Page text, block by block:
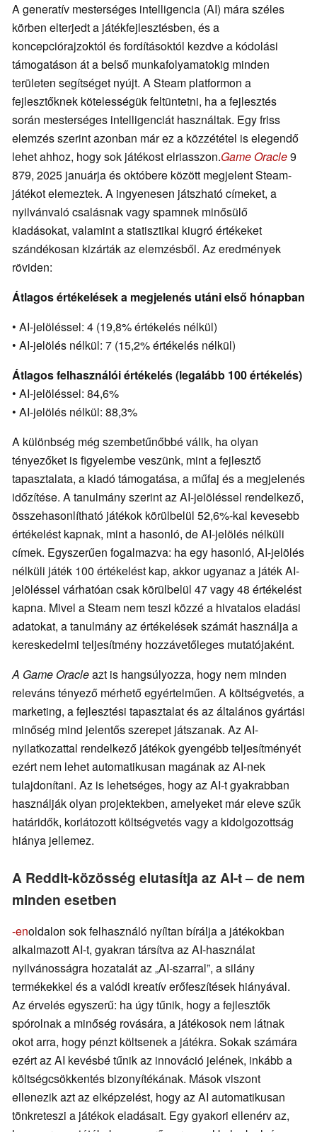
A generatív mesterséges intelligencia (AI) mára széles
körben elterjedt a játékfejlesztésben, és a
koncepciórajzoktól és fordításoktól kezdve a kódolási
támogatáson át a belső munkafolyamatokig minden
területen segítséget nyújt. A Steam platformon a
fejlesztőknek kötelességük feltüntetni, ha a fejlesztés
során mesterséges intelligenciát használtak. Egy friss
elemzés szerint azonban már ez a közzététel is elegendő
lehet ahhoz, hogy sok játékost elriasszon.Game Oracle9
879, 2025 januárja és októbere között megjelent Steam-
játékot elemeztek. A ingyenesen játszható címeket, a
nyilvánvaló csalásnak vagy spamnek minősülő
kiadásokat, valamint a statisztikai kiugró értékeket
szándékosan kizárták az elemzésből. Az eredmények
röviden:
Átlagos értékelések a megjelenés utáni első hónapban
• AI-jelöléssel: 4 (19,8% értékelés nélkül)
• AI-jelölés nélkül: 7 (15,2% értékelés nélkül)
Átlagos felhasználói értékelés (legalább 100 értékelés)
• AI-jelöléssel: 84,6%
• AI-jelölés nélkül: 88,3%
A különbség még szembetűnőbbé válik, ha olyan
tényezőket is figyelembe veszünk, mint a fejlesztő
tapasztalata, a kiadó támogatása, a műfaj és a megjelenés
időzítése. A tanulmány szerint az AI-jelöléssel rendelkező,
összehasonlítható játékok körülbelül 52,6%-kal kevesebb
értékelést kapnak, mint a hasonló, de AI-jelölés nélküli
címek. Egyszerűen fogalmazva: ha egy hasonló, AI-jelölés
nélküli játék 100 értékelést kap, akkor ugyanaz a játék AI-
jelöléssel várhatóan csak körülbelül 47 vagy 48 értékelést
kapna. Mivel a Steam nem teszi közzé a hivatalos eladási
adatokat, a tanulmány az értékelések számát használja a
kereskedelmi teljesítmény hozzávetőleges mutatójaként.
A Game Oracleazt is hangsúlyozza, hogy nem minden
releváns tényező mérhető egyértelműen. A költségvetés, a
marketing, a fejlesztési tapasztalat és az általános gyártási
minőség mind jelentős szerepet játszanak. Az AI-
nyilatkozattal rendelkező játékok gyengébb teljesítményét
ezért nem lehet automatikusan magának az AI-nek
tulajdonítani. Az is lehetséges, hogy az AI-t gyakrabban
használják olyan projektekben, amelyeket már eleve szűk
határidők, korlátozott költségvetés vagy a kidolgozottság
hiánya jellemez.
A Reddit-közösség elutasítja az AI-t – de nem
minden esetben
-enoldalon sok felhasználó nyíltan bírálja a játékokban
alkalmazott AI-t, gyakran társítva az AI-használat
nyilvánosságra hozatalát az „AI-szarral”, a silány
termékekkel és a valódi kreatív erőfeszítések hiányával.
Az érvelés egyszerű: ha úgy tűnik, hogy a fejlesztők
spórolnak a minőség rovására, a játékosok nem látnak
okot arra, hogy pénzt költsenek a játékra. Sokak számára
ezért az AI kevésbé tűnik az innováció jelének, inkább a
költségcsökkentés bizonyítékának. Mások viszont
ellenezik azt az elképzelést, hogy az AI automatikusan
tönkreteszi a játékok eladásait. Egy gyakori ellenérv az,